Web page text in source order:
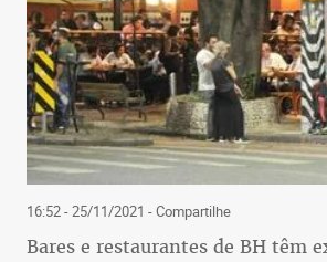
16:52 - 25/11/2021 - Compartilhe
Bares e restaurantes de BH têm